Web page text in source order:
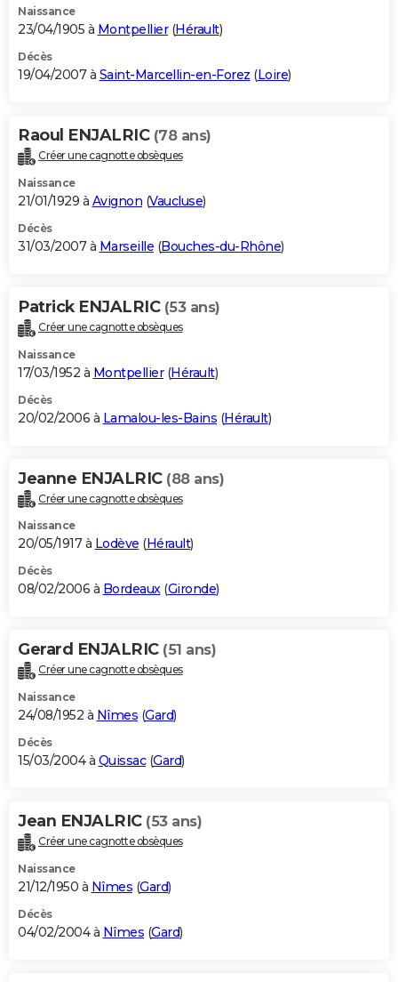
Naissance
23/04/1905 à Montpellier(Hérault)
Décès
19/04/2007 à Saint-Marcellin-en-Forez (Loire)
Raoul ENJALRIC (78 ans)
Créer une cagnotte obsèques
Naissance
21/01/1929 à Avignon (Vaucluse)
Décès
31/03/2007 à Marseille (Bouches-du-Rhône)
Patrick ENJALRIC (53 ans)
Créer une cagnotte obsèques
Naissance
17/03/1952 à Montpellier(Hérault)
Décès
20/02/2006 à Lamalou-les-Bains (Hérault)
Jeanne ENJALRIC (88 ans)
Créer une cagnotte obsèques
Naissance
20/05/1917 à Lodève (Hérault)
Décès
08/02/2006 à Bordeaux(Gironde)
Gerard ENJALRIC (51 ans)
Créer une cagnotte obsèques
Naissance
24/08/1952 à Nîmes (Gard)
Décès
15/03/2004 à Quissac(Gard)
Jean ENJALRIC (53 ans)
Créer une cagnotte obsèques
Naissance
21/12/1950 à Nîmes (Gard)
Décès
04/02/2004 à Nîmes (Gard)